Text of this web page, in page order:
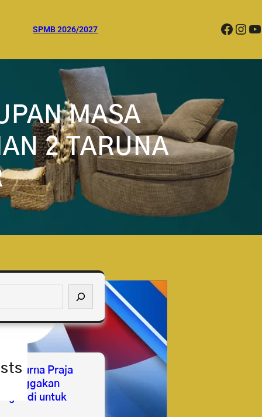
SPMB 2026/2027 Facebook Instagram YouTube
MASA
2 TARUNA
Purna Praja
untuk